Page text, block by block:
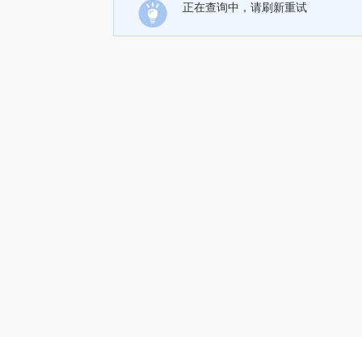
正在查询中，请刷新重试